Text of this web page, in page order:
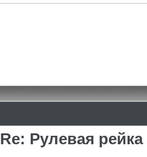
Re: Рулевая рейка